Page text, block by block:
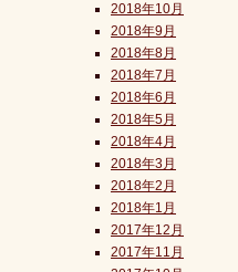
2018年10月
2018年9月
2018年8月
2018年7月
2018年6月
2018年5月
2018年4月
2018年3月
2018年2月
2018年1月
2017年12月
2017年11月